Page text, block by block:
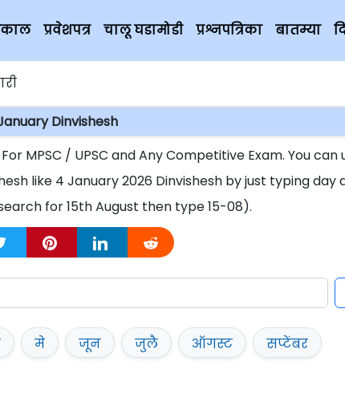
प्रवेशपत्र चालू घडामोडी प्रश्नपत्रिका बातम्या
Dinvishesh
MPSC / UPSC and Any Competitive Exam. You can
like 4 January 2026 Dinvishesh by just typing day
for 15th August then type 15-08).
मे जून जुलै ऑगस्ट
सप्टेंबर